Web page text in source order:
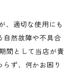
、適切な使用にも
自然故障や不具合
間として当店が責
ず、何かお困り